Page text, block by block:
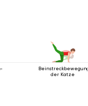
Beinstreckbewegung
der Katze